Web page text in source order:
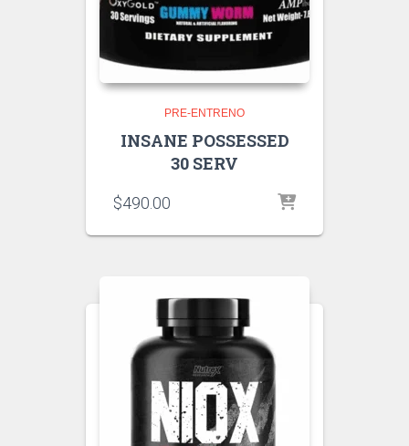
PRE-ENTRENO
INSANE POSSESSED
30 SERV
$490.00